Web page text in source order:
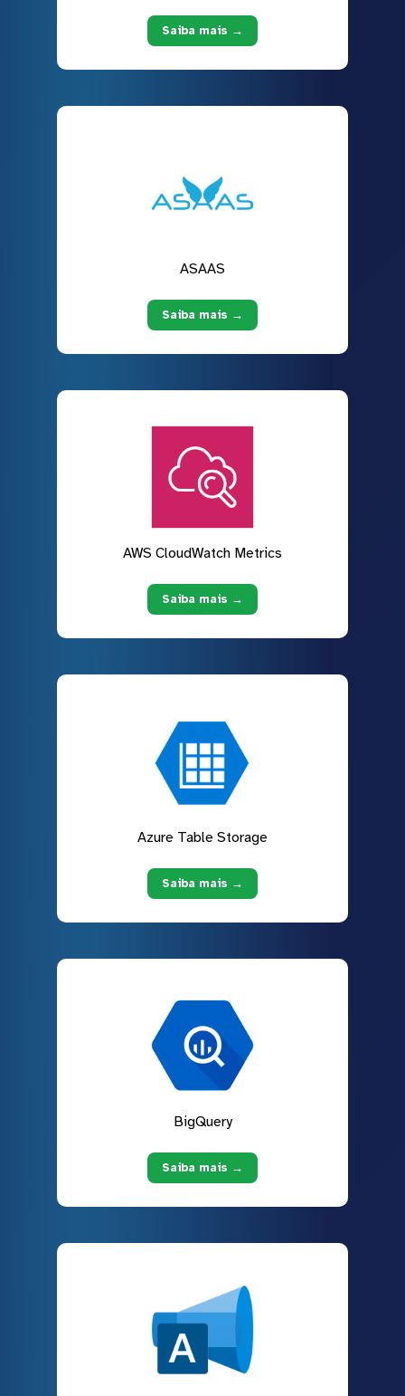
Saiba mais →
ASAAS
Saiba mais →
AWS CloudWatch Metrics
Saiba mais →
Azure Table Storage
Saiba mais →
BigQuery
Saiba mais →